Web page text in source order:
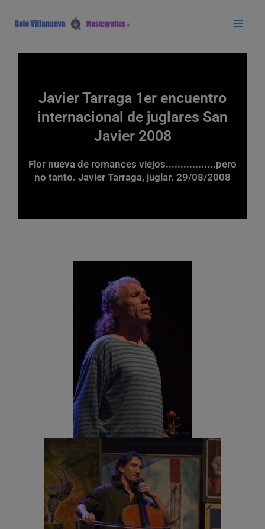
contenido
Javier Tarraga 1er encuentro
internacional de juglares San
Javier 2008
Flor nueva de romances viejos.................pero
no tanto. Javier Tarraga, juglar. 29/08/2008